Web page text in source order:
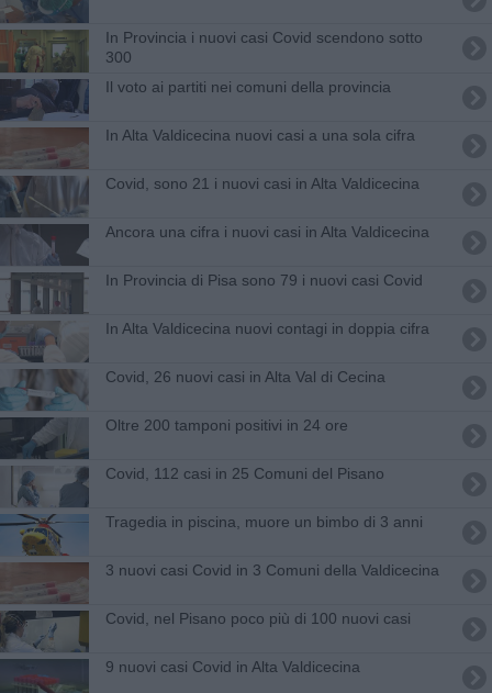
In Provincia i nuovi casi Covid scendono sotto
300
Il voto ai partiti nei comuni della provincia
In Alta Valdicecina nuovi casi a una sola cifra
Covid, sono 21 i nuovi casi in Alta Valdicecina
Ancora una cifra i nuovi casi in Alta Valdicecina
In Provincia di Pisa sono 79 i nuovi casi Covid
In Alta Valdicecina nuovi contagi in doppia cifra
Covid, 26 nuovi casi in Alta Val di Cecina
Oltre 200 tamponi positivi in 24 ore
Covid, 112 casi in 25 Comuni del Pisano
Tragedia in piscina, muore un bimbo di 3 anni
3 nuovi casi Covid in 3 Comuni della Valdicecina
Covid, nel Pisano poco più di 100 nuovi casi
9 nuovi casi Covid in Alta Valdicecina